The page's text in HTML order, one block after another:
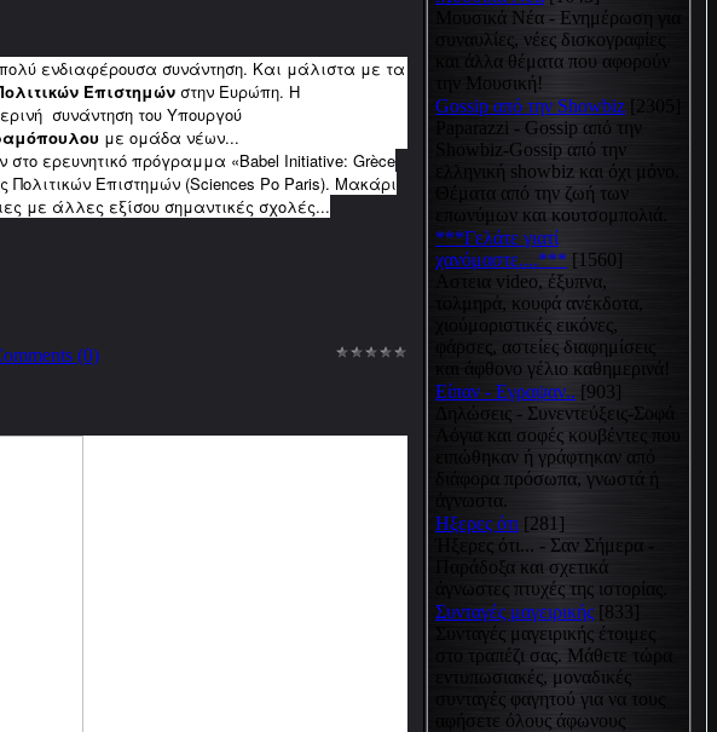
ενδιαφέρουσα συνάντηση. Και μάλιστα με τα
Επιστημών στην Ευρώπη. Η
συνάντηση του Υπουργού
με ομάδα νέων...
στο ερευνητικό πρόγραμμα «Babel Initiative: Grèce
Πολιτικών Επιστημών (Sciences Po Paris). Μακάρι
με άλλες εξίσου σημαντικές σχολές...
(0)
Μουσικά Νέα - Ενημέρωση για
συναυλίες, νέες δισκογραφίες
και άλλα θέματα που αφορούν
την Μουσική!
Gossip από την Showbiz
[2305]
Paparazzi - Gossip από την
Showbiz-Gossip από την
ελληνική showbiz και όχι μόνο.
Θέματα από την ζωή των
επωνύμων και κουτσομπολιά.
***Γελάτε γιατί
χανόμαστε....*** [1560]
Αστεια video, έξυπνα,
τολμηρά, κουφά ανέκδοτα,
χιούμοριστικές εικόνες,
φάρσες, αστείες διαφημίσεις
και άφθονο γέλιο καθημερινά!
Είπαν - Εγραψαν.. [903]
Δηλώσεις - Συνεντεύξεις-Σοφά
Λόγια και σοφές κουβέντες που
ειπώθηκαν ή γράφτηκαν από
διάφορα πρόσωπα, γνωστά ή
άγνωστα.
Hξερες ότι [281]
Ήξερες ότι... - Σαν Σήμερα -
Παράδοξα και σχετικά
άγνωστες πτυχές της ιστορίας.
Συνταγές μαγειρικής [833]
Συνταγές μαγειρικής έτοιμες
στο τραπέζι σας. Μάθετε τώρα
εντυπωσιακές, μοναδικές
συνταγές φαγητού για να τους
αφήσετε όλους άφωνους